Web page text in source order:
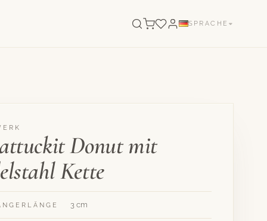
SPRACHE
Donut mit
Kette
3 cm